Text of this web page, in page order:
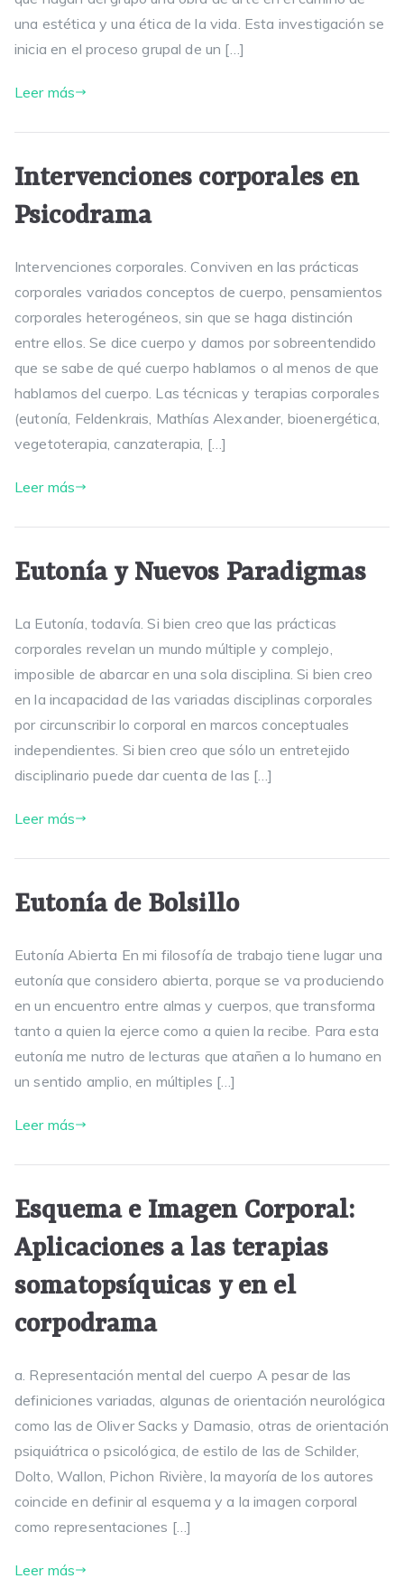
una estética y una ética de la vida. Esta investigación se
inicia en el proceso grupal de un […]
Leer más
Intervenciones corporales en
Psicodrama
Intervenciones corporales. Conviven en las prácticas
corporales variados conceptos de cuerpo, pensamientos
corporales heterogéneos, sin que se haga distinción
entre ellos. Se dice cuerpo y damos por sobreentendido
que se sabe de qué cuerpo hablamos o al menos de que
hablamos del cuerpo. Las técnicas y terapias corporales
(eutonía, Feldenkrais, Mathías Alexander, bioenergética,
vegetoterapia, canzaterapia, […]
Leer más
Eutonía y Nuevos Paradigmas
La Eutonía, todavía. Si bien creo que las prácticas
corporales revelan un mundo múltiple y complejo,
imposible de abarcar en una sola disciplina. Si bien creo
en la incapacidad de las variadas disciplinas corporales
por circunscribir lo corporal en marcos conceptuales
independientes. Si bien creo que sólo un entretejido
disciplinario puede dar cuenta de las […]
Leer más
Eutonía de Bolsillo
Eutonía Abierta En mi filosofía de trabajo tiene lugar una
eutonía que considero abierta, porque se va produciendo
en un encuentro entre almas y cuerpos, que transforma
tanto a quien la ejerce como a quien la recibe. Para esta
eutonía me nutro de lecturas que atañen a lo humano en
un sentido amplio, en múltiples […]
Leer más
Esquema e Imagen Corporal:
Aplicaciones a las terapias
somatopsíquicas y en el
corpodrama
a. Representación mental del cuerpo A pesar de las
definiciones variadas, algunas de orientación neurológica
como las de Oliver Sacks y Damasio, otras de orientación
psiquiátrica o psicológica, de estilo de las de Schilder,
Dolto, Wallon, Pichon Rivière, la mayoría de los autores
coincide en definir al esquema y a la imagen corporal
como representaciones […]
Leer más